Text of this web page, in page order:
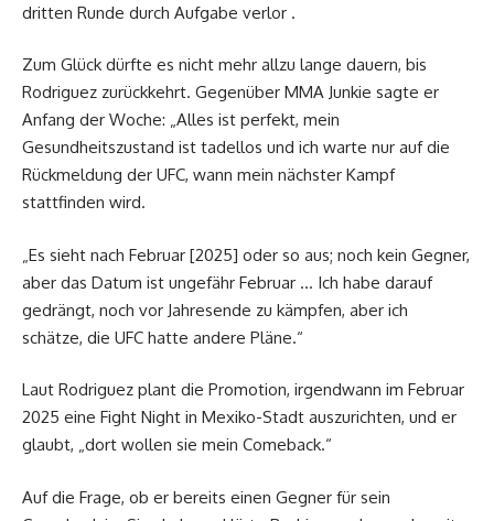
dritten Runde durch Aufgabe verlor .
Zum Glück dürfte es nicht mehr allzu lange dauern, bis
Rodriguez zurückkehrt. Gegenüber MMA Junkie sagte er
Anfang der Woche: „Alles ist perfekt, mein
Gesundheitszustand ist tadellos und ich warte nur auf die
Rückmeldung der UFC, wann mein nächster Kampf
stattfinden wird.
„Es sieht nach Februar [2025] oder so aus; noch kein Gegner,
aber das Datum ist ungefähr Februar … Ich habe darauf
gedrängt, noch vor Jahresende zu kämpfen, aber ich
schätze, die UFC hatte andere Pläne.“
Laut Rodriguez plant die Promotion, irgendwann im Februar
2025 eine Fight Night in Mexiko-Stadt auszurichten, und er
glaubt, „dort wollen sie mein Comeback.“
Auf die Frage, ob er bereits einen Gegner für sein